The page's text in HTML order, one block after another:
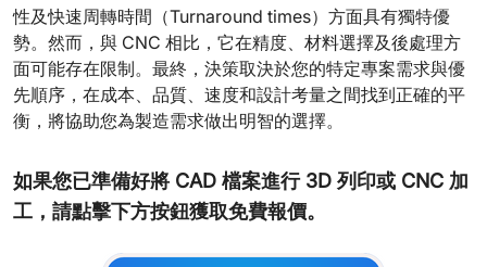
性及快速周轉時間（Turnaround times）方面具有獨特優
勢。然而，與 CNC 相比，它在精度、材料選擇及後處理方
面可能存在限制。最終，決策取決於您的特定專案需求與優
先順序，在成本、品質、速度和設計考量之間找到正確的平
衡，將協助您為製造需求做出明智的選擇。
如果您已準備好將 CAD 檔案進行 3D 列印或 CNC 加
工，請點擊下方按鈕獲取免費報價。